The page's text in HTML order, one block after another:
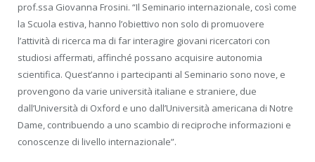
prof.ssa Giovanna Frosini. “Il Seminario internazionale, così come
la Scuola estiva, hanno l’obiettivo non solo di promuovere
l’attività di ricerca ma di far interagire giovani ricercatori con
studiosi affermati, affinché possano acquisire autonomia
scientifica. Quest’anno i partecipanti al Seminario sono nove, e
provengono da varie università italiane e straniere, due
dall’Università di Oxford e uno dall’Università americana di Notre
Dame, contribuendo a uno scambio di reciproche informazioni e
conoscenze di livello internazionale”.